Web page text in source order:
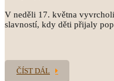
V neděli 17. května
slavností, kdy děti přijaly
ČÍST DÁL